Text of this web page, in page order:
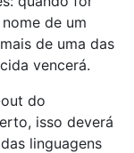
de um
de uma das
vencerá.
do
isso deverá
linguagens